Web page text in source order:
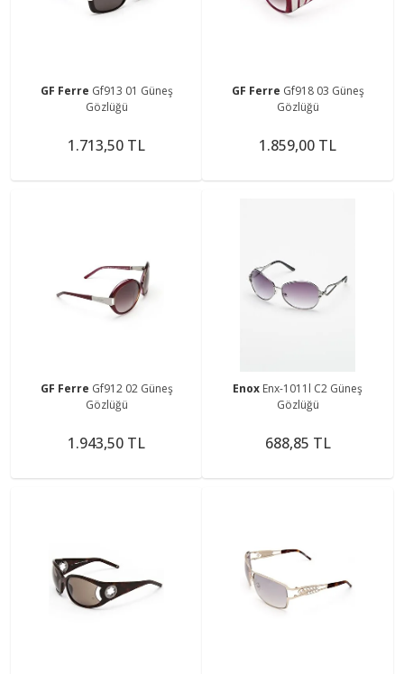
GF Ferre Gf913 01 Güneş
Gözlüğü
1.713,50 TL
GF Ferre Gf918 03 Güneş
Gözlüğü
1.859,00 TL
GF Ferre Gf912 02 Güneş
Gözlüğü
1.943,50 TL
Enox Enx-1011l C2 Güneş
Gözlüğü
688,85 TL